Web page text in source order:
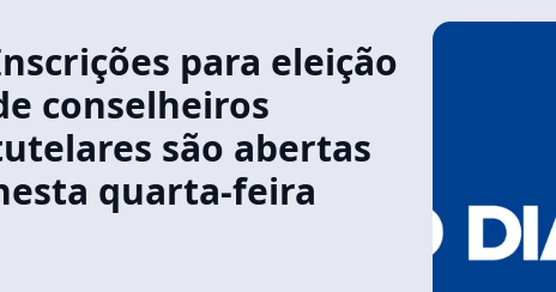
para eleição
conselheiros
são abertas
quarta-feira